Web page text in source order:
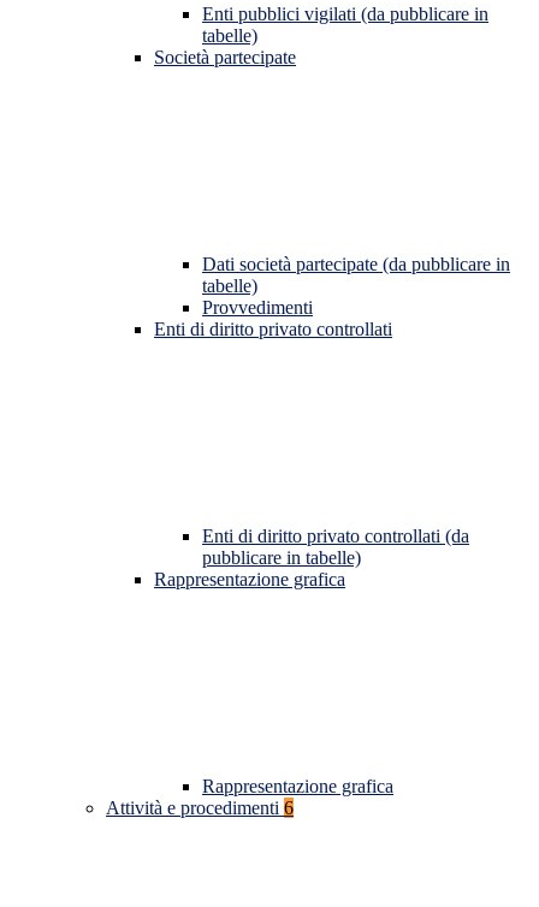
Enti pubblici vigilati (da pubblicare in
tabelle)
Società partecipate
Dati società partecipate (da pubblicare in
tabelle)
Provvedimenti
Enti di diritto privato controllati
Enti di diritto privato controllati (da
pubblicare in tabelle)
Rappresentazione grafica
Rappresentazione grafica
Attività e procedimenti 6